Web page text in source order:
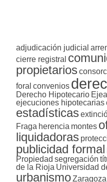
adjudicación judicial
cierre registral
propietarios
foral convenios
Derecho Hipotecario
ejecuciones hipotecarias
estadísticas
Fraga herencia montes
liquidadoras
publicidad formal
Propiedad segregación
de la Rioja Universidad
urbanismo